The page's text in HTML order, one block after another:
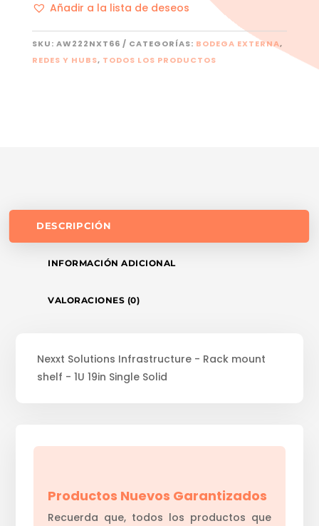
Añadir a la lista de deseos
SKU: AW222NXT66 CATEGORÍAS: BODEGA EXTERNA,
REDES Y HUBS, TODOS LOS PRODUCTOS
DESCRIPCIÓN
INFORMACIÓN ADICIONAL
VALORACIONES (0)
Nexxt Solutions Infrastructure - Rack mount
shelf - 1U 19in Single Solid
Productos Nuevos Garantizados
Recuerda que, todos los productos que